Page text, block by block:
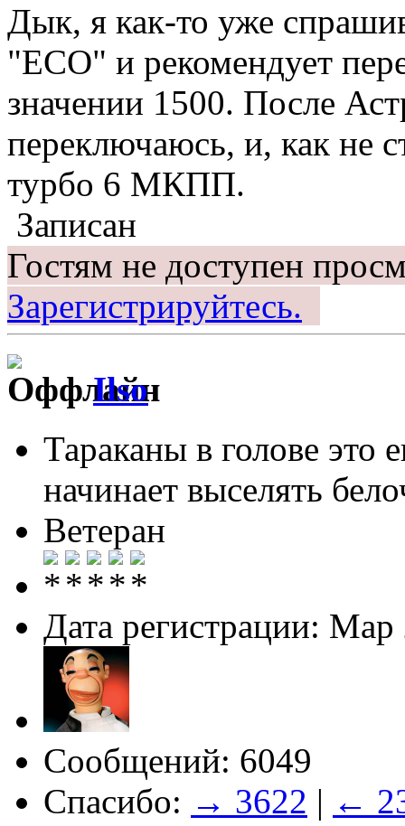
Дык, я как-то уже
"ECO" и рекомендует
значении 1500. После
переключаюсь, и, как не
турбо 6 МКПП.
Записан
Гостям не доступен
Зарегистрируйтесь.
Ilso
Тараканы в голове это
начинает выселять
Ветеран
Дата регистрации: Мар
Сообщений: 6049
Спасибо: → 3622 | ←